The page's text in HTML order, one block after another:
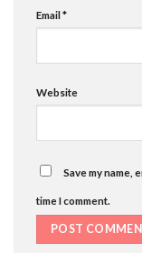
Email*
Website
Save my name,
time I comment.